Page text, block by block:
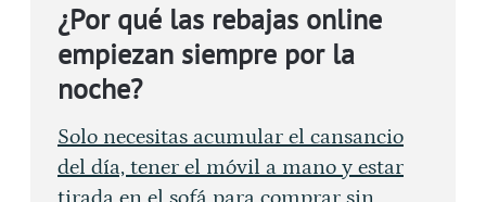
¿Por qué las rebajas online
empiezan siempre por la
noche?
Solo necesitas acumular el cansancio
del día, tener el móvil a mano y estar